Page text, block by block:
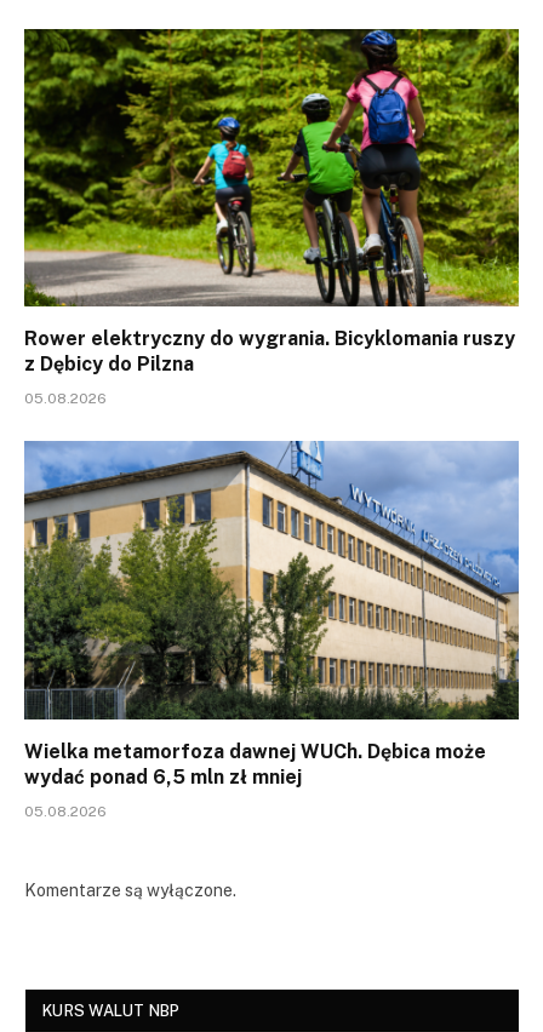
Rower elektryczny do wygrania. Bicyklomania ruszy
z Dębicy do Pilzna
05.08.2026
Wielka metamorfoza dawnej WUCh. Dębica może
wydać ponad 6,5 mln zł mniej
05.08.2026
Komentarze są wyłączone.
KURS WALUT NBP